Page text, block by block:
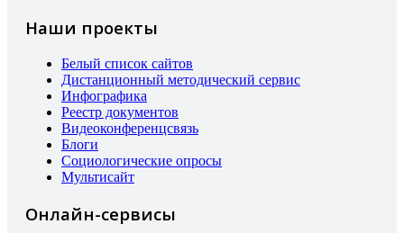
Наши проекты
Белый список сайтов
Дистанционный методический сервис
Инфографика
Реестр документов
Видеоконференцсвязь
Блоги
Социологические опросы
Мультисайт
Онлайн-сервисы